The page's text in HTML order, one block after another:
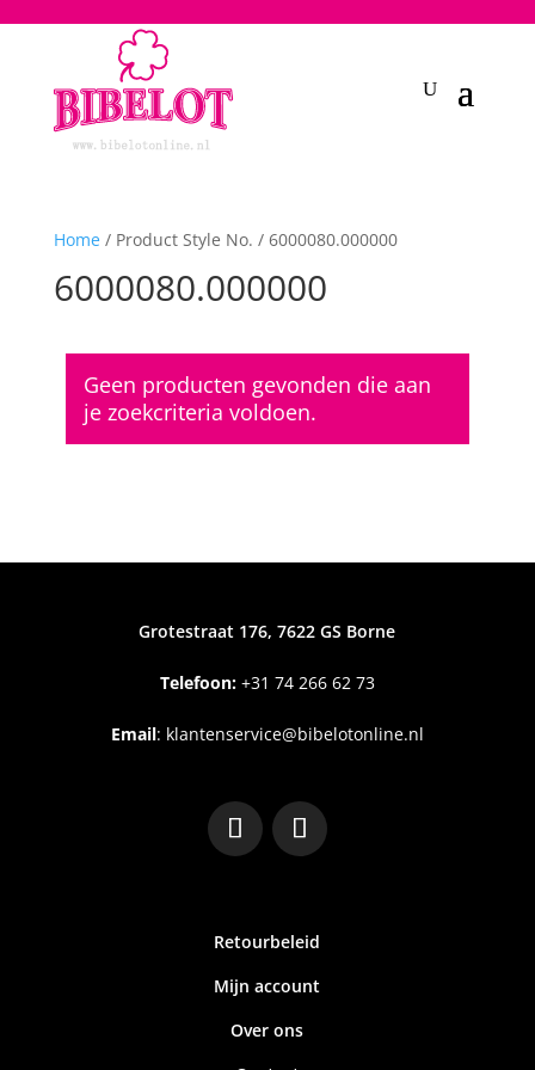
Home/ Product Style No. / 6000080.000000
6000080.000000
Geen producten gevonden die aan
je zoekcriteria voldoen.
Grotestraat 176, 7622 GS Borne
Telefoon:+31 74 266 62 73
Email: klantenservice@bibelotonline.nl
Retourbeleid
Mijn account
Over ons